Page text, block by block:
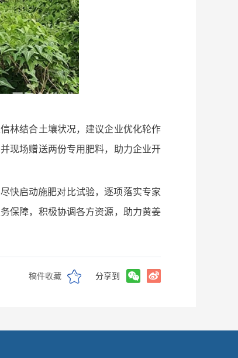
林结合土壤状况，建议企业优化轮作
现场赠送两份专用肥料，助力企业开
快启动施肥对比试验，逐项落实专家
保障，积极协调各方资源，助力黄姜
稿件收藏 分享到